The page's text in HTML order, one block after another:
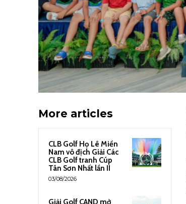
More articles
CLB Golf Họ Lê Miền
Nam vô địch Giải Các
CLB Golf tranh Cúp
Tân Sơn Nhất lần II
03/08/2026
Giải Golf CAND mở